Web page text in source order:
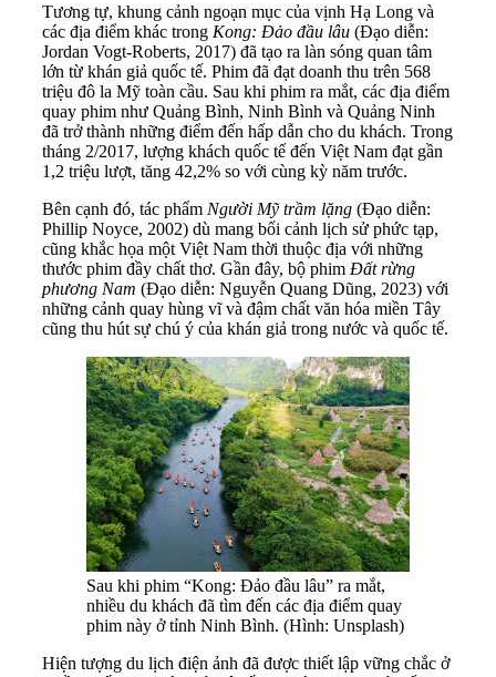
Tương tự, khung cảnh ngoạn mục của vịnh Hạ Long và
các địa điểm khác trong Kong: Đảo đầu lâu (Đạo diễn:
Jordan Vogt-Roberts, 2017) đã tạo ra làn sóng quan tâm
lớn từ khán giả quốc tế. Phim đã đạt doanh thu trên 568
triệu đô la Mỹ toàn cầu. Sau khi phim ra mắt, các địa điểm
quay phim như Quảng Bình, Ninh Bình và Quảng Ninh
đã trở thành những điểm đến hấp dẫn cho du khách. Trong
tháng 2/2017, lượng khách quốc tế đến Việt Nam đạt gần
1,2 triệu lượt, tăng 42,2% so với cùng kỳ năm trước.
Bên cạnh đó, tác phẩm Người Mỹ trầm lặng (Đạo diễn:
Phillip Noyce, 2002) dù mang bối cảnh lịch sử phức tạp,
cũng khắc họa một Việt Nam thời thuộc địa với những
thước phim đầy chất thơ. Gần đây, bộ phim Đất rừng
phương Nam (Đạo diễn: Nguyễn Quang Dũng, 2023) với
những cảnh quay hùng vĩ và đậm chất văn hóa miền Tây
cũng thu hút sự chú ý của khán giả trong nước và quốc tế.
Sau khi phim “Kong: Đảo đầu lâu” ra mắt,
nhiều du khách đã tìm đến các địa điểm quay
phim này ở tỉnh Ninh Bình. (Hình: Unsplash)
Hiện tượng du lịch điện ảnh đã được thiết lập vững chắc ở